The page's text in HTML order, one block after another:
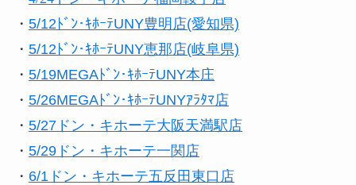
・ 5/12ﾄﾞﾝ･ｷﾎｰﾃUNY豊明店(愛知県)
・ 5/12ﾄﾞﾝ･ｷﾎｰﾃUNY恵那店(岐阜県)
・ 5/19MEGAﾄﾞﾝ･ｷﾎｰﾃUNY本庄
・ 5/26MEGAﾄﾞﾝ･ｷﾎｰﾃUNYｱﾗﾀﾏ店
・ 5/27ドン・キホーテ大阪天満駅店
・ 5/29ドン・キホーテ一関店
・ 6/1ドン・キホーテ五反田東口店